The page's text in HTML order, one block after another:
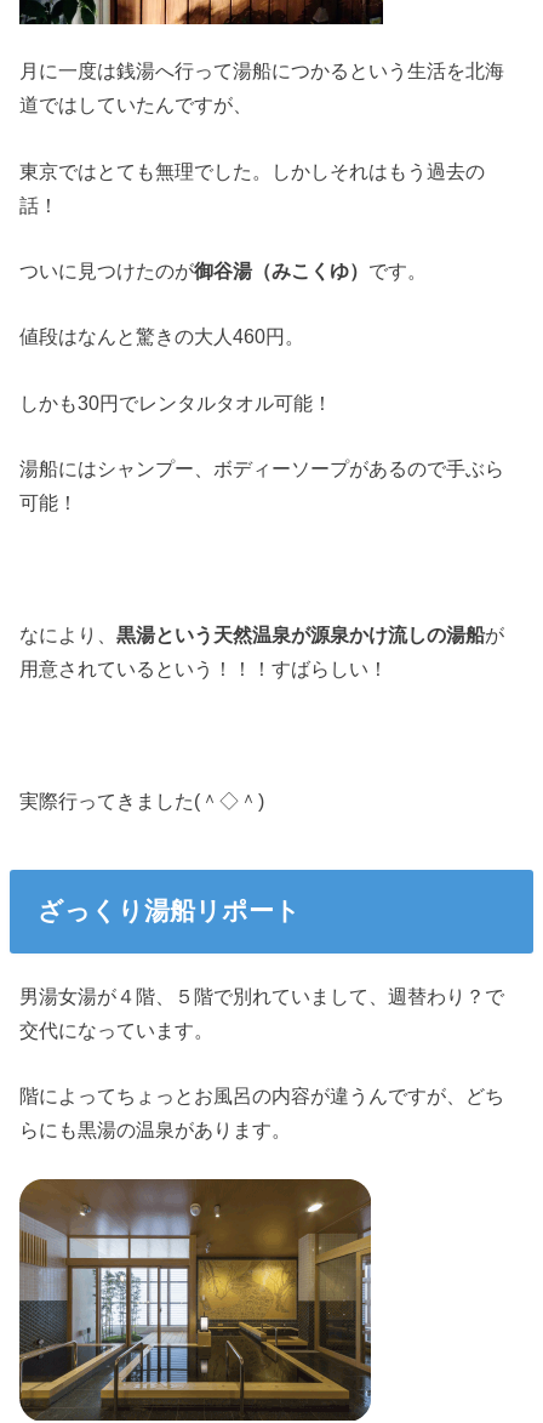
月に一度は銭湯へ行って湯船につかるという生活を北海
道ではしていたんですが、
東京ではとても無理でした。しかしそれはもう過去の
話！
ついに見つけたのが御谷湯（みこくゆ） です。
値段はなんと驚きの大人460円。
しかも30円でレンタルタオル可能！
湯船にはシャンプー、ボディーソープがあるので手ぶら
可能！
なにより、黒湯という天然温泉が源泉かけ流しの湯船が
用意されているという！！！すばらしい！
実際行ってきました(＾◇＾)
ざっくり湯船リポート
男湯女湯が４階、５階で別れていまして、週替わり？で
交代になっています。
階によってちょっとお風呂の内容が違うんですが、どち
らにも黒湯の温泉があります。